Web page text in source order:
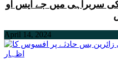
سربراہی میں جے ایس او
April 14, 2024